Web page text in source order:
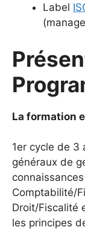
Label
La formation
1er cycle de 3
généraux de
Comptabilité/
Droit/Fiscalité
les principes